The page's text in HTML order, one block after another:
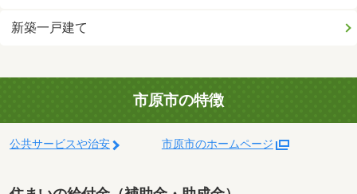
新築一戸建て
市原市の特徴
公共サービスや治安 市原市のホームページ